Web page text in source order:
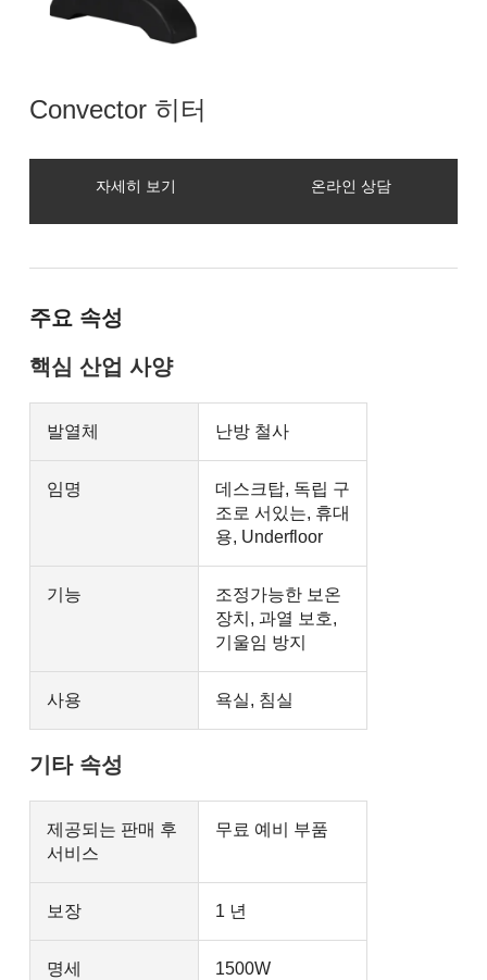
Convector 히터
자세히 보기 온라인 상담
주요 속성
핵심 산업 사양
발열체 난방 철사
임명
데스크탑, 독립 구
조로 서있는, 휴대
용, Underfloor
기능
조정가능한 보온
장치, 과열 보호,
기울임 방지
사용 욕실, 침실
기타 속성
제공되는 판매 후
서비스
무료 예비 부품
보장 1 년
명세 1500W